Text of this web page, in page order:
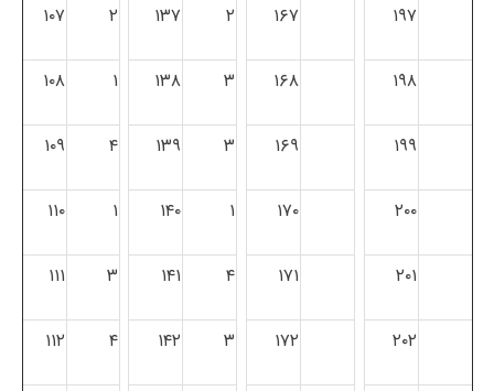
۱۹۷ ۱۶۷ ۲ ۱۳۷ ۲ ۱۰۷
۱۹۸ ۱۶۸ ۳ ۱۳۸ ۱ ۱۰۸
۱۹۹ ۱۶۹ ۳ ۱۳۹ ۴ ۱۰۹
۲۰۰ ۱۷۰ ۱ ۱۴۰ ۱ ۱۱۰
۲۰۱ ۱۷۱ ۴ ۱۴۱ ۳ ۱۱۱
۲۰۲ ۱۷۲ ۳ ۱۴۲ ۴ ۱۱۲